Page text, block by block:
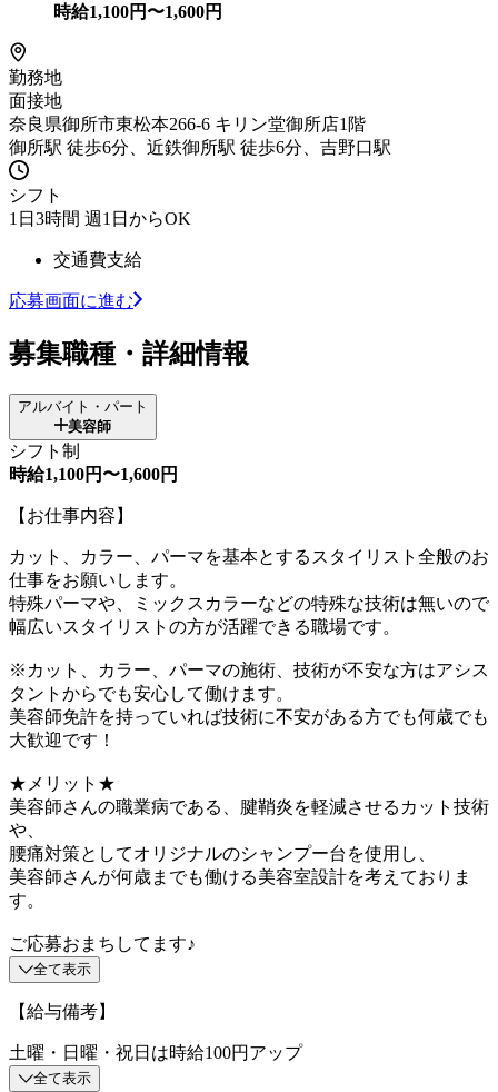
時給1,100円〜1,600円
勤務地
面接地
奈良県御所市東松本266-6 キリン堂御所店1階
御所駅 徒歩6分、近鉄御所駅 徒歩6分、吉野口駅
シフト
1日3時間 週1日からOK
交通費支給
応募画面に進む
募集職種・詳細情報
アルバイト・パート
美容師
シフト制
時給1,100円〜1,600円
【お仕事内容】
カット、カラー、パーマを基本とするスタイリスト全般のお
仕事をお願いします。
特殊パーマや、ミックスカラーなどの特殊な技術は無いので
幅広いスタイリストの方が活躍できる職場です。
※カット、カラー、パーマの施術、技術が不安な方はアシス
タントからでも安心して働けます。
美容師免許を持っていれば技術に不安がある方でも何歳でも
大歓迎です！
★メリット★
美容師さんの職業病である、腱鞘炎を軽減させるカット技術
や、
腰痛対策としてオリジナルのシャンプー台を使用し、
美容師さんが何歳までも働ける美容室設計を考えておりま
す。
ご応募おまちしてます♪
全て表示
【給与備考】
土曜・日曜・祝日は時給100円アップ
全て表示